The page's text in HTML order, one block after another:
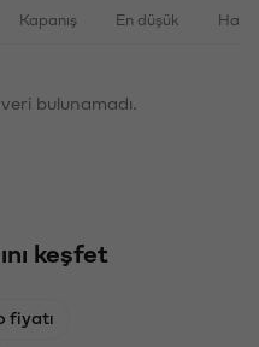
Kapanış En düşük
bulunamadı.
keşfet
fiyatı